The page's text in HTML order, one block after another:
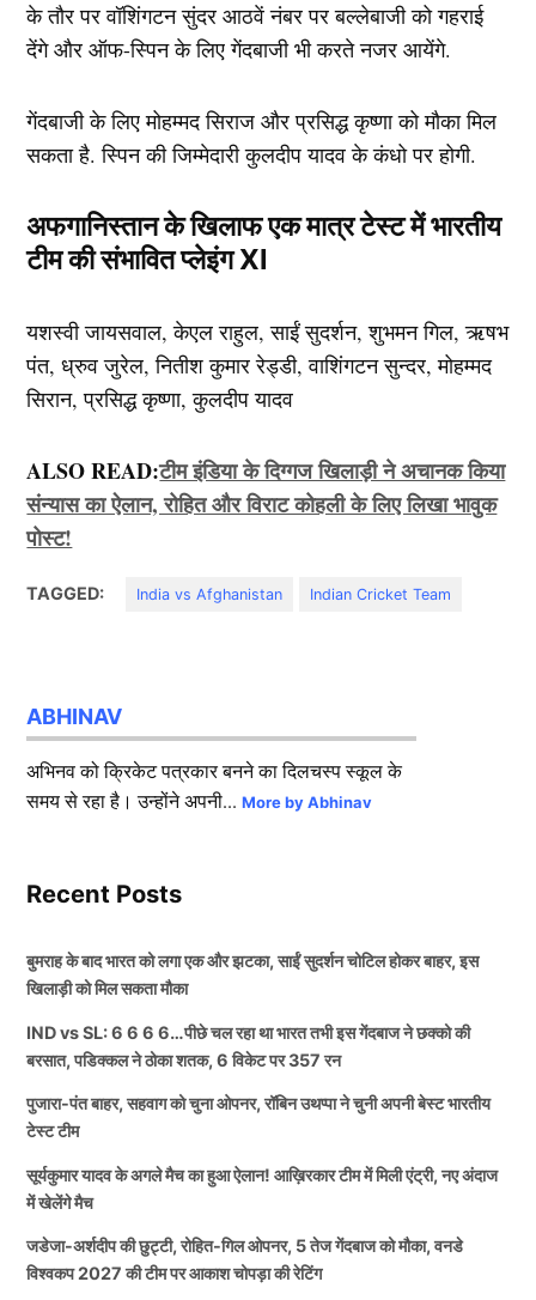
के तौर पर वॉशिंगटन सुंदर आठवें नंबर पर बल्लेबाजी को गहराई
देंगे और ऑफ-स्पिन के लिए गेंदबाजी भी करते नजर आयेंगे.
गेंदबाजी के लिए मोहम्मद सिराज और प्रसिद्ध कृष्णा को मौका मिल
सकता है. स्पिन की जिम्मेदारी कुलदीप यादव के कंधो पर होगी.
अफगानिस्तान के खिलाफ एक मात्र टेस्ट में भारतीय
टीम की संभावित प्लेइंग XI
यशस्वी जायसवाल, केएल राहुल, साईं सुदर्शन, शुभमन गिल, ऋषभ
पंत, ध्रुव जुरेल, नितीश कुमार रेड्डी, वाशिंगटन सुन्दर, मोहम्मद
सिरान, प्रसिद्ध कृष्णा, कुलदीप यादव
ALSO READ:टीम इंडिया के दिग्गज खिलाड़ी ने अचानक किया
संन्यास का ऐलान, रोहित और विराट कोहली के लिए लिखा भावुक
पोस्ट!
TAGGED: India vs Afghanistan Indian Cricket Team
ABHINAV
अभिनव को क्रिकेट पत्रकार बनने का दिलचस्प स्कूल के
समय से रहा है। उन्होंने अपनी...More by Abhinav
Recent Posts
बुमराह के बाद भारत को लगा एक और झटका, साईं सुदर्शन चोटिल होकर बाहर, इस
खिलाड़ी को मिल सकता मौका
IND vs SL: 6 6 6 6…पीछे चल रहा था भारत तभी इस गेंदबाज ने छक्को की
बरसात, पडिक्कल ने ठोका शतक, 6 विकेट पर 357 रन
पुजारा-पंत बाहर, सहवाग को चुना ओपनर, रॉबिन उथप्पा ने चुनी अपनी बेस्ट भारतीय
टेस्ट टीम
सूर्यकुमार यादव के अगले मैच का हुआ ऐलान! आख़िरकार टीम में मिली एंट्री, नए अंदाज
में खेलेंगे मैच
जडेजा-अर्शदीप की छुट्टी, रोहित-गिल ओपनर, 5 तेज गेंदबाज को मौका, वनडे
विश्वकप 2027 की टीम पर आकाश चोपड़ा की रेटिंग